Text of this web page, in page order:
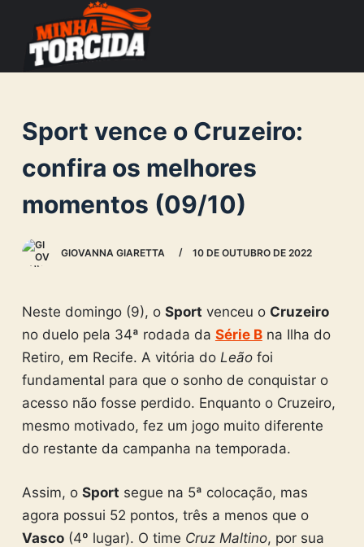
o
o
n
e
Sport vence o Cruzeiro:
confira os melhores
momentos (09/10)
GIOVANNA GIARETTA 10 DE OUTUBRO DE 2022
Neste domingo (9), o Sport venceu o Cruzeiro
no duelo pela 34ª rodada da Série Bna Ilha do
Retiro, em Recife. A vitória doLeãofoi
fundamental para que o sonho de conquistar o
acesso não fosse perdido. Enquanto o Cruzeiro,
mesmo motivado, fez um jogo muito diferente
do restante da campanha na temporada.
Assim, o Sport segue na 5ª colocação, mas
agora possui 52 pontos, três a menos que o
Vasco(4º lugar). O time Cruz Maltino, por sua